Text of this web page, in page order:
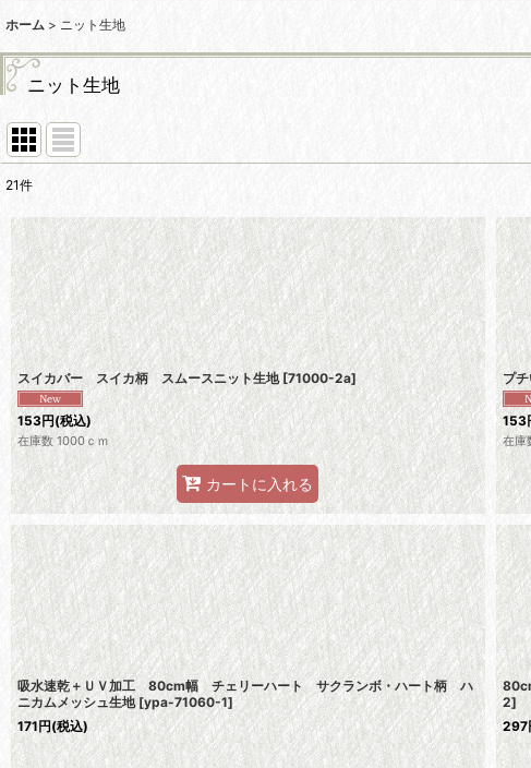
ホーム > ニット生地
ニット生地
並び順:
21件
スイカバー スイカ柄 スムースニット生地 [71000-2a]
153円(税込)
在庫数 1000ｃｍ
カートに入れる
プ
153
在庫
吸水速乾＋ＵＶ加工 80cm幅 チェリーハート サクランボ・ハート柄 ハ
ニカムメッシュ生地 [ypa-71060-1]
171円(税込)
2]
297